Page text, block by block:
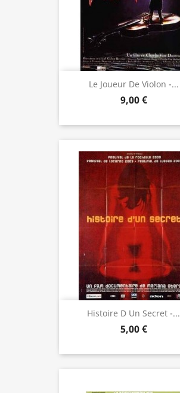
Le Joueur De Violon -...
9,00 €
Histoire D Un Secret -...
5,00 €